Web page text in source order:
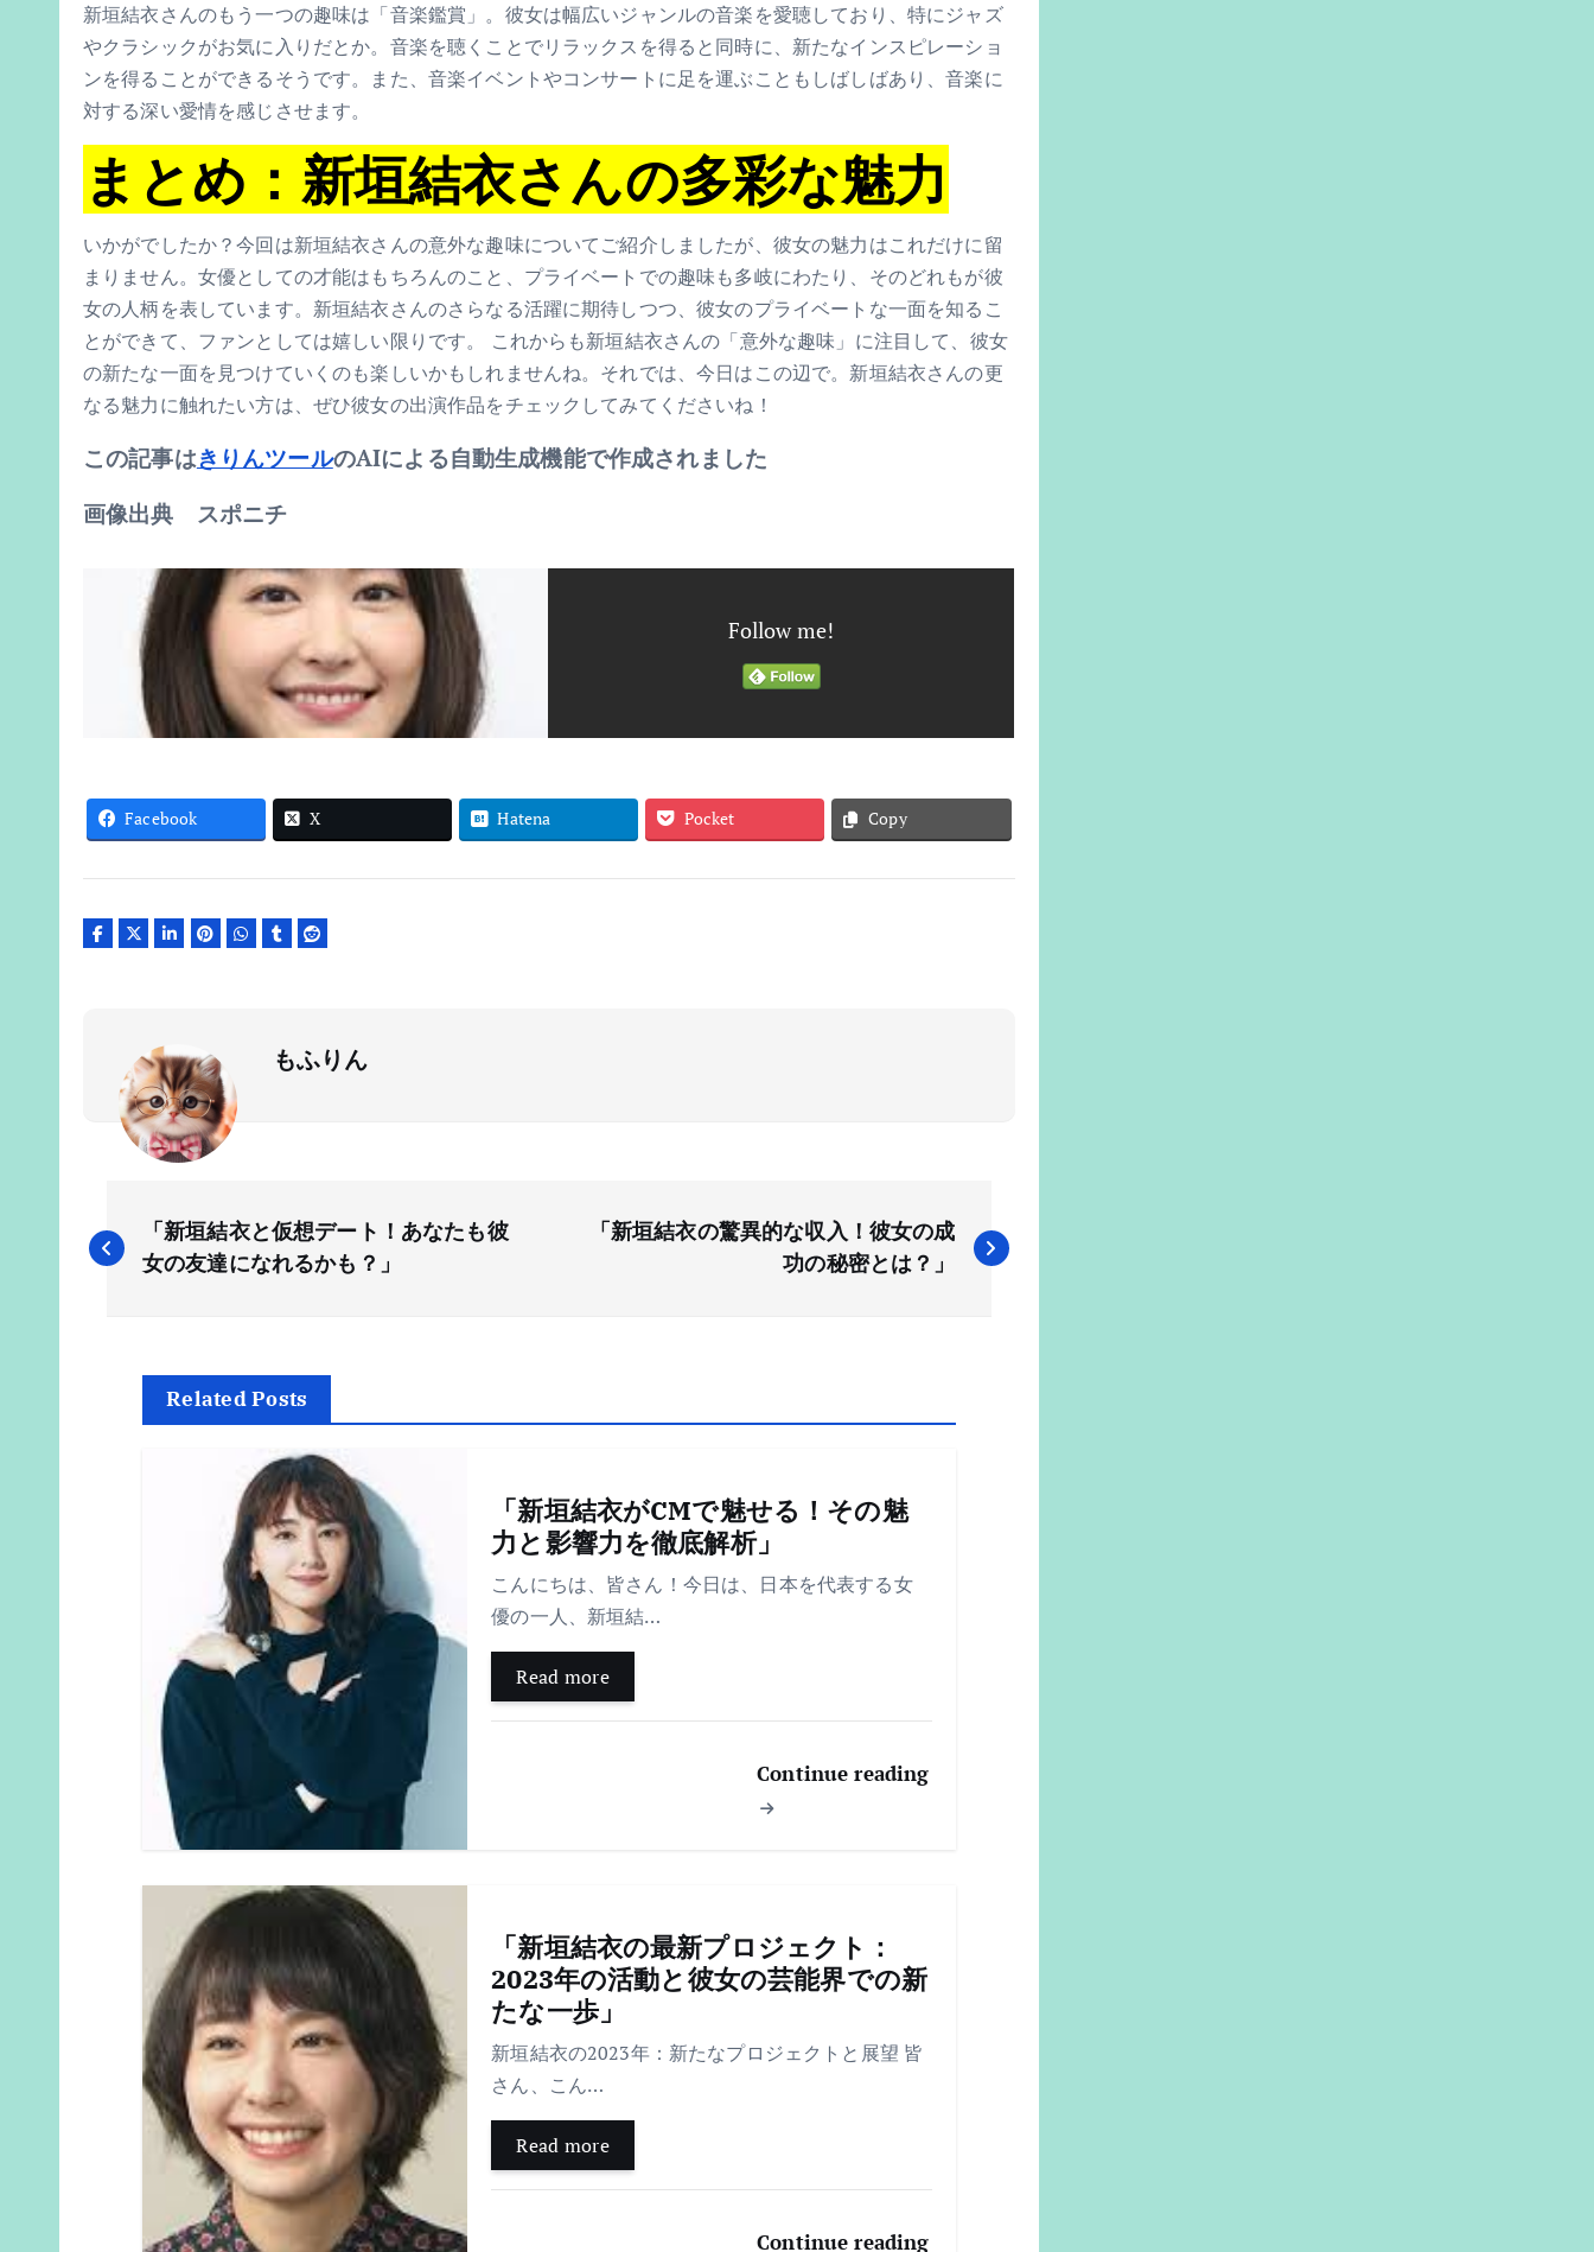
新垣結衣さんのもう一つの趣味は「音楽鑑賞」。彼女は幅広いジャンルの音楽を愛聴しており、特にジャズ
やクラシックがお気に入りだとか。音楽を聴くことでリラックスを得ると同時に、新たなインスピレーショ
ンを得ることができるそうです。また、音楽イベントやコンサートに足を運ぶこともしばしばあり、音楽に
対する深い愛情を感じさせます。
まとめ：新垣結衣さんの多彩な魅力
いかがでしたか？今回は新垣結衣さんの意外な趣味についてご紹介しましたが、彼女の魅力はこれだけに留
まりません。女優としての才能はもちろんのこと、プライベートでの趣味も多岐にわたり、そのどれもが彼
女の人柄を表しています。新垣結衣さんのさらなる活躍に期待しつつ、彼女のプライベートな一面を知るこ
とができて、ファンとしては嬉しい限りです。 これからも新垣結衣さんの「意外な趣味」に注目して、彼女
の新たな一面を見つけていくのも楽しいかもしれませんね。それでは、今日はこの辺で。新垣結衣さんの更
なる魅力に触れたい方は、ぜひ彼女の出演作品をチェックしてみてくださいね！
この記事はきりんツールのAIによる自動生成機能で作成されました
画像出典 スポニチ
Follow me!
Facebook X Hatena Pocket Copy
もふりん
投
稿
「新垣結衣と仮想デート！あなたも彼
女の友達になれるかも？」
「新垣結衣の驚異的な収入！彼女の成
功の秘密とは？」
Related Posts
「新垣結衣がCMで魅せる！その魅
力と影響力を徹底解析」
こんにちは、皆さん！今日は、日本を代表する女
優の一人、新垣結…
Read more
Continue reading
「新垣結衣の最新プロジェクト：
2023年の活動と彼女の芸能界での新
たな一歩」
新垣結衣の2023年：新たなプロジェクトと展望 皆
さん、こん…
Read more
Continue reading